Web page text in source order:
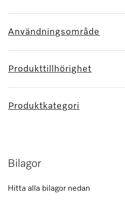
Användningsområde
Produkttillhörighet
Produktkategori
Bilagor
Hitta alla bilagor nedan